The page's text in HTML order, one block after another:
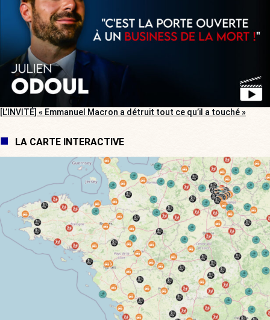
[L’INVITÉ] « Emmanuel Macron a détruit tout ce qu’il a touché »
LA CARTE INTERACTIVE